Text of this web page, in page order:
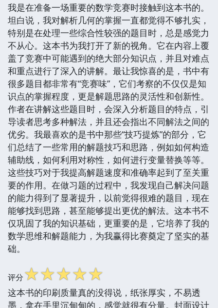
我是在准备一场重要的数学竞赛时接触到这本书的。
坦白说，我对解析几何的掌握一直都觉得不够扎实，
特别是在处理一些综合性较强的题目时，总是感觉力
不从心。这本书为我打开了新的视角。它在内容上覆
盖了竞赛中可能遇到的绝大部分知识点，并且对难点
和重点进行了深入的讲解。最让我惊喜的是，书中有
很多题目都非常有“竞赛味”，它们考察的不仅仅是知
识点的掌握程度，更是解题思路的灵活性和创新性。
作者在讲解这些题目时，会深入分析题目的特点，引
导读者思考多种解法，并且还会指出不同解法之间的
优劣。我最喜欢的是书中那些“技巧提炼”的部分，它
们总结了一些常用的解题技巧和思路，例如如何构造
辅助线，如何利用对称性，如何进行变量替换等等。
这些技巧对于我提高解题速度和准确率起到了至关重
要的作用。在做习题的过程中，我发现自己解决问题
的能力得到了显著提升，以前觉得很难的题目，现在
能够找到思路，甚至能够提出更优的解法。这本书不
仅巩固了我的知识基础，更重要的是，它培养了我的
数学思维和解题能力，为我赢得比赛奠定了坚实的基
础。
评分☆☆☆☆☆
这本书的印刷质量真的没得说，纸张厚实，不易透
墨，拿在手里沉甸甸的，感觉就很有分量。封面设计